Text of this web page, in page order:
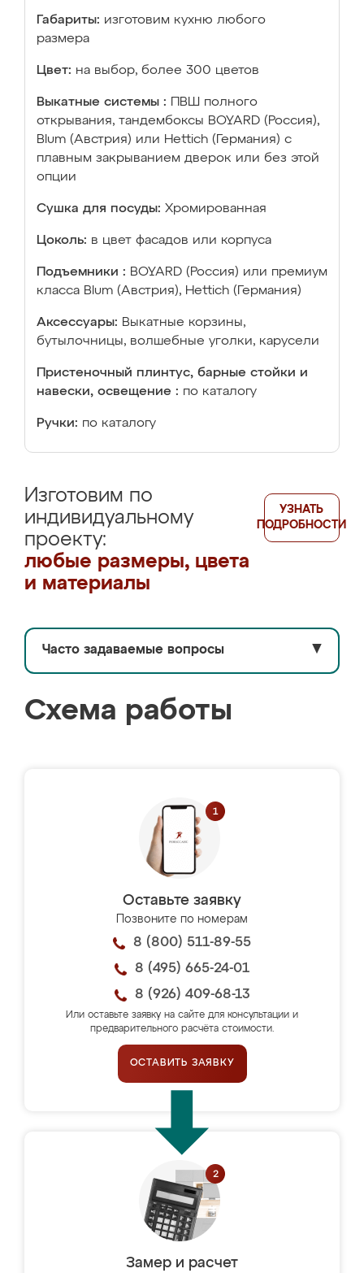
Габариты: изготовим кухню любого
размера
Цвет: на выбор, более 300 цветов
Выкатные системы :
ПВШ полного
открывания, тандембоксы BOYARD (Россия),
Blum (Австрия) или Hettich (Германия) с
плавным закрыванием дверок или без этой
опции
Сушка для посуды: Хромированная
Цоколь: в цвет фасадов или корпуса
Подъемники : BOYARD (Россия) или премиум
класса Blum (Австрия), Hettich (Германия)
Аксессуары: Выкатные корзины,
бутылочницы, волшебные уголки, карусели
Пристеночный плинтус, барные стойки и
навески, освещение : по каталогу
Ручки: по каталогу
Изготовим по
индивидуальному
проекту:
любые размеры, цвета
и материалы
УЗНАТЬ
ПОДРОБНОСТИ
Часто задаваемые вопросы ▼
Схема работы
Оставьте заявку
Позвоните по номерам
8 (800) 511-89-55
8 (495) 665-24-01
8 (926) 409-68-13
Или оставьте заявку на сайте для консультации и
предварительного расчёта стоимости.
ОСТАВИТЬ ЗАЯВКУ
Замер и расчет